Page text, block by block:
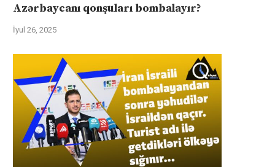
Azərbaycanı qonşuları bombalayır?
İyul 26, 2025